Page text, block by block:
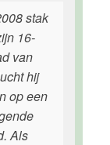
stak
16-
van
hij
op een
Als